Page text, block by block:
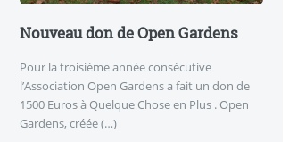
Nouveau don de Open Gardens
Pour la troisième année consécutive
l’Association Open Gardens a fait un don de
1500 Euros à Quelque Chose en Plus . Open
Gardens, créée (…)